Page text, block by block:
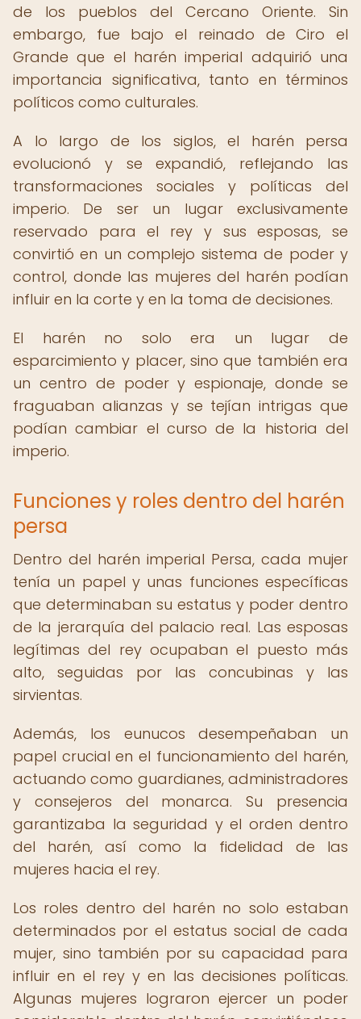
de los pueblos del Cercano Oriente. Sin
embargo, fue bajo el reinado de Ciro el
Grande que el harén imperial adquirió una
importancia significativa, tanto en términos
políticos como culturales.
A lo largo de los siglos, el harén persa
evolucionó y se expandió, reflejando las
transformaciones sociales y políticas del
imperio. De ser un lugar exclusivamente
reservado para el rey y sus esposas, se
convirtió en un complejo sistema de poder y
control, donde las mujeres del harén podían
influir en la corte y en la toma de decisiones.
El harén no solo era un lugar de
esparcimiento y placer, sino que también era
un centro de poder y espionaje, donde se
fraguaban alianzas y se tejían intrigas que
podían cambiar el curso de la historia del
imperio.
Funciones y roles dentro del harén
persa
Dentro del harén imperial Persa, cada mujer
tenía un papel y unas funciones específicas
que determinaban su estatus y poder dentro
de la jerarquía del palacio real. Las esposas
legítimas del rey ocupaban el puesto más
alto, seguidas por las concubinas y las
sirvientas.
Además, los eunucos desempeñaban un
papel crucial en el funcionamiento del harén,
actuando como guardianes, administradores
y consejeros del monarca. Su presencia
garantizaba la seguridad y el orden dentro
del harén, así como la fidelidad de las
mujeres hacia el rey.
Los roles dentro del harén no solo estaban
determinados por el estatus social de cada
mujer, sino también por su capacidad para
influir en el rey y en las decisiones políticas.
Algunas mujeres lograron ejercer un poder